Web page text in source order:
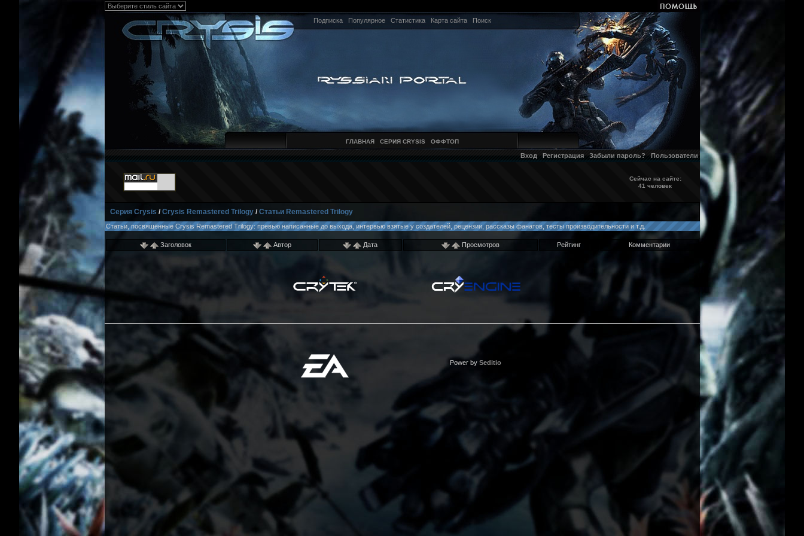
Подписка Популярное Статистика Карта сайта Поиск
ГЛАВНАЯ СЕРИЯ CRYSIS ОФФТОП
Вход Регистрация Забыли пароль? Пользователи
Сейчас на сайте:
41 человек
Серия Crysis /Crysis Remastered Trilogy/Статьи Remastered Trilogy
Статьи, посвящённые Crysis Remastered Trilogy: превью написанные до выхода, интервью взятые у создателей, рецензии, рассказы фанатов, тесты производительности и т.д.
Заголовок Автор Дата Просмотров Рейтинг Комментарии
Power by Seditio